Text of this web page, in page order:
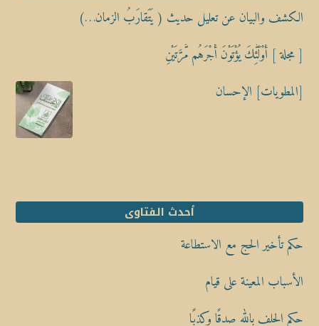
الكشف والبيان عن تعليل حديث ( يَتَقارَبُ الزمان…)
[ مجلة ] أُوْلَٰٓئِكَ يُؤْتَوْنَ أَجْرَهُم مَّرَّتَيْنِ
[المطويات] الإحسان
أحدث الفتاوى
حكم تأخير الحج مع الاستطاعة
الأسباب المعينة على قيام
حكم الحلف بالله صدقًا وكذبًا